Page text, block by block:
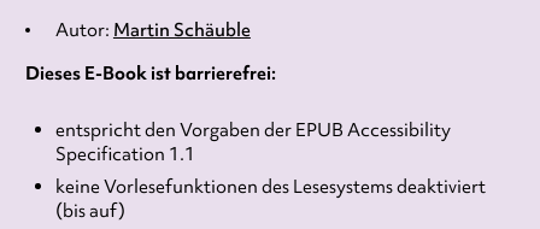
Autor: Martin Schäuble
Dieses E-Book ist barrierefrei:
entspricht den Vorgaben der EPUB Accessibility
Specification 1.1
keine Vorlesefunktionen des Lesesystems deaktiviert
(bis auf)